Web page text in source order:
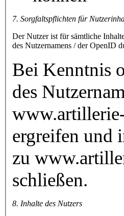
7. Sorgfaltspflichten für
Der Nutzer ist für sämtliche
des Nutzernamens / der OpenID
Bei Kenntnis
des
ergreifen und
zu
schließen.
8. Inhalte des Nutzers